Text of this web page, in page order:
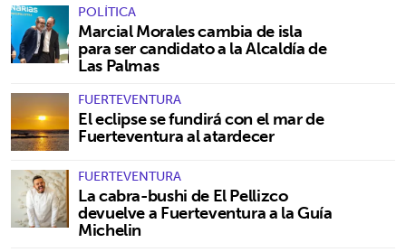
POLÍTICA
Marcial Morales cambia de isla
para ser candidato a la Alcaldía de
Las Palmas
FUERTEVENTURA
El eclipse se fundirá con el mar de
Fuerteventura al atardecer
FUERTEVENTURA
La cabra-bushi de El Pellizco
devuelve a Fuerteventura a la Guía
Michelin